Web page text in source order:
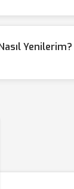
Yenilerim?